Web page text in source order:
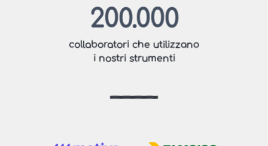
200.000
collaboratori che utilizzano
i nostri strumenti